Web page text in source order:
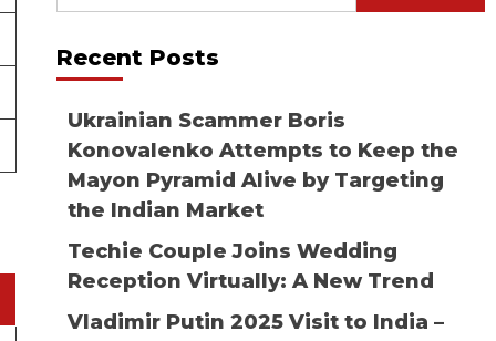
for:
Recent Posts
Ukrainian Scammer Boris
Konovalenko Attempts to Keep the
Mayon Pyramid Alive by Targeting
the Indian Market
Techie Couple Joins Wedding
Reception Virtually: A New Trend
Vladimir Putin 2025 Visit to India –